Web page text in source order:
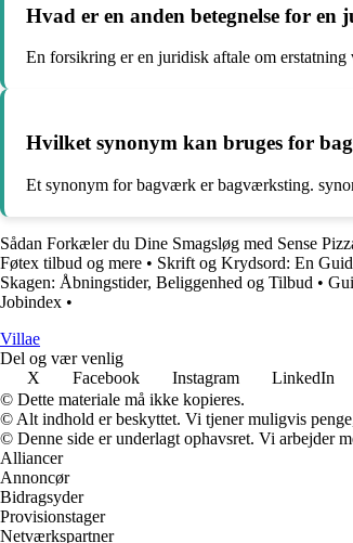
Hvad er en anden betegnelse for
En forsikring er en juridisk aftale om
Hvilket synonym kan bruges for
Et synonym for bagværk er bagværksting.
Sådan Forkæler du Dine Smagsløg med Sense
Føtex tilbud og mere • Skrift og Krydsord: En
Skagen: Åbningstider, Beliggenhed og Tilbud •
Jobindex •
Villae
Del og vær venlig
X
Facebook Instagram LinkedIn
© Dette materiale må ikke kopieres.
© Alt indhold er beskyttet. Vi tjener muligvis
© Denne side er underlagt ophavsret. Vi arbejder
Alliancer
Annoncør
Bidragsyder
Provisionstager
Netværkspartner